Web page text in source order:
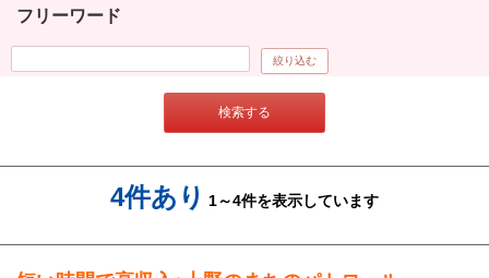
フリーワード
絞り込む
検索する
4件あり 1～4件を表示しています